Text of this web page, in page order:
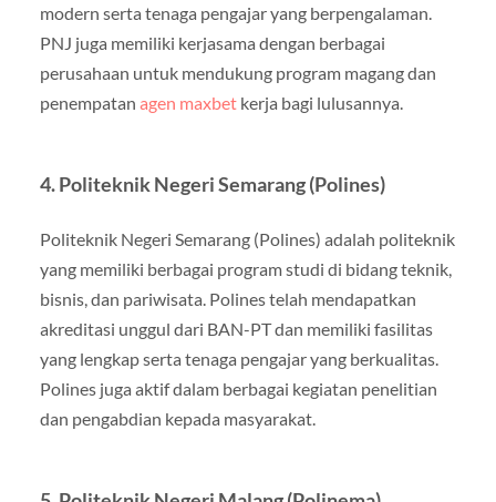
modern serta tenaga pengajar yang berpengalaman.
PNJ juga memiliki kerjasama dengan berbagai
perusahaan untuk mendukung program magang dan
penempatan agen maxbetkerja bagi lulusannya.
4. Politeknik Negeri Semarang (Polines)
Politeknik Negeri Semarang (Polines) adalah politeknik
yang memiliki berbagai program studi di bidang teknik,
bisnis, dan pariwisata. Polines telah mendapatkan
akreditasi unggul dari BAN-PT dan memiliki fasilitas
yang lengkap serta tenaga pengajar yang berkualitas.
Polines juga aktif dalam berbagai kegiatan penelitian
dan pengabdian kepada masyarakat.